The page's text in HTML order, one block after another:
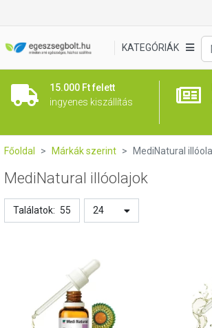
KATEGÓRIÁK
15.000 Ft felett
ingyenes kiszállítás
Főoldal Márkák szerint MediNatural
MediNatural illóolajok
Találatok: 55 24